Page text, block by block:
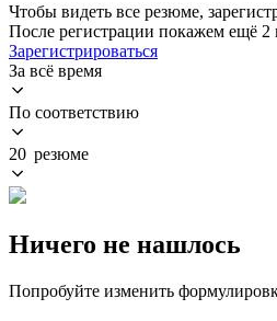
Чтобы видеть все резюме,
После регистрации покажем ещё 2
Зарегистрироваться
За всё время
По соответствию
20 резюме
Ничего не нашлось
Попробуйте изменить